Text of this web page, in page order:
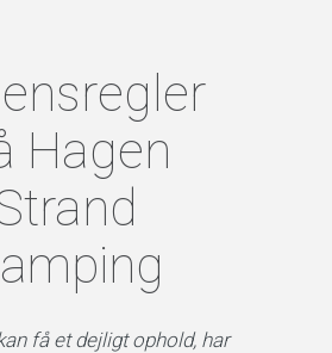
Hagen
få et dejligt ophold, har